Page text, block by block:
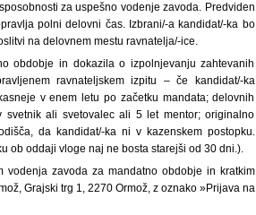
za uspešno vodenje zavoda. Predviden
polni delovni čas. Izbrani/-a kandidat/-ka bo
na delovnem mestu ravnatelja/-ice.
obdobje in dokazila o izpolnjevanju zahtevanih
ravnateljskem izpitu – če kandidat/-ka
v enem letu po začetku mandata; delovnih
ali svetovalec ali 5 let mentor; originalno
da kandidat/-ka ni v kazenskem postopku.
ob oddaji vloge naj ne bosta starejši od 30 dni.).
vodenja zavoda za mandatno obdobje in kratkim
Grajski trg 1, 2270 Ormož, z oznako »Prijava na